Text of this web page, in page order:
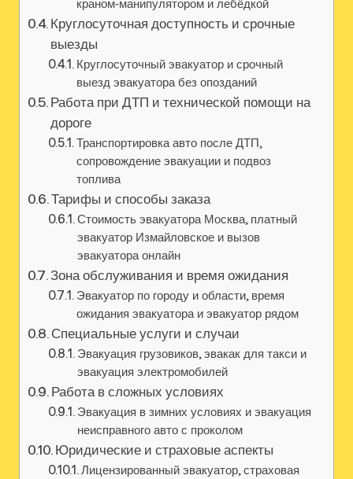
краном‑манипулятором и лебёдкой
Круглосуточная доступность и срочные
выезды
Круглосуточный эвакуатор и срочный
выезд эвакуатора без опозданий
Работа при ДТП и технической помощи на
дороге
Транспортировка авто после ДТП,
сопровождение эвакуации и подвоз
топлива
Тарифы и способы заказа
Стоимость эвакуатора Москва, платный
эвакуатор Измайловское и вызов
эвакуатора онлайн
Зона обслуживания и время ожидания
Эвакуатор по городу и области, время
ожидания эвакуатора и эвакуатор рядом
Специальные услуги и случаи
Эвакуация грузовиков, эвакак для такси и
эвакуация электромобилей
Работа в сложных условиях
Эвакуация в зимних условиях и эвакуация
неисправного авто с проколом
Юридические и страховые аспекты
Лицензированный эвакуатор, страховая